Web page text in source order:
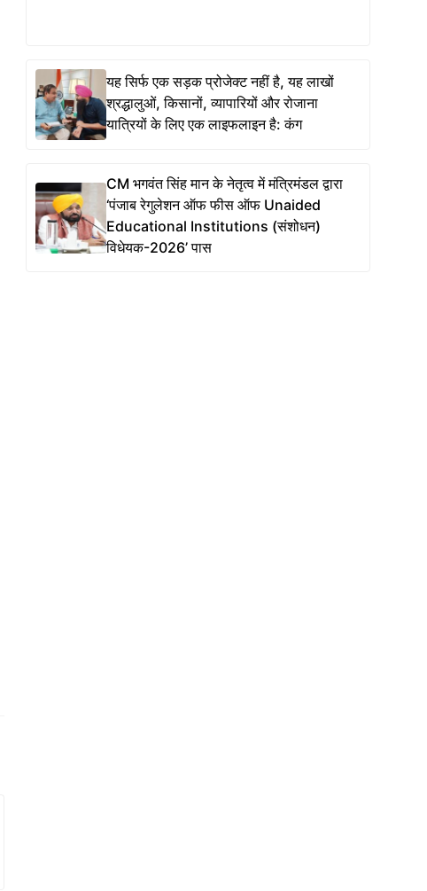
यह सिर्फ एक सड़क प्रोजेक्ट नहीं है, यह लाखों
श्रद्धालुओं, किसानों, व्यापारियों और रोजाना
यात्रियों के लिए एक लाइफलाइन है: कंग
CM भगवंत सिंह मान के नेतृत्व में मंत्रिमंडल द्वारा
‘पंजाब रेगुलेशन ऑफ फीस ऑफ Unaided
Educational Institutions (संशोधन)
विधेयक-2026’ पास